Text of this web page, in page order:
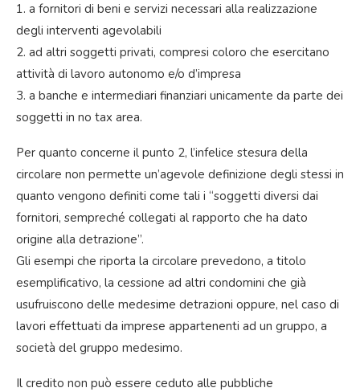
1. a fornitori di beni e servizi necessari alla realizzazione
degli interventi agevolabili
2. ad altri soggetti privati, compresi coloro che esercitano
attività di lavoro autonomo e/o d’impresa
3. a banche e intermediari finanziari unicamente da parte dei
soggetti in no tax area.
Per quanto concerne il punto 2, l’infelice stesura della
circolare non permette un’agevole definizione degli stessi in
quanto vengono definiti come tali i “soggetti diversi dai
fornitori, sempreché collegati al rapporto che ha dato
origine alla detrazione”.
Gli esempi che riporta la circolare prevedono, a titolo
esemplificativo, la cessione ad altri condomini che già
usufruiscono delle medesime detrazioni oppure, nel caso di
lavori effettuati da imprese appartenenti ad un gruppo, a
società del gruppo medesimo.
Il credito non può essere ceduto alle pubbliche